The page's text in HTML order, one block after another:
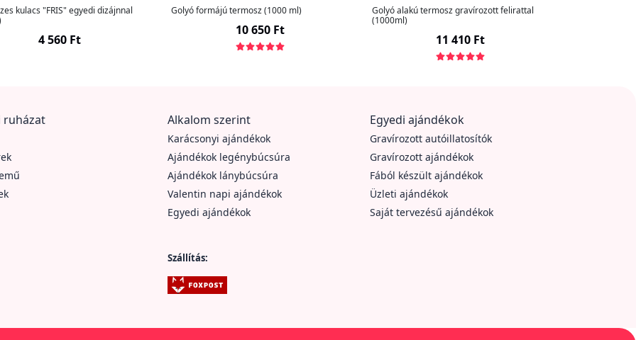
kulacs "FRIS" egyedi dizájnnal
4 560 Ft
Golyó formájú termosz (1000 ml)
10 650 Ft
Golyó alakú termosz gravírozott felirattal
(1000ml)
11 410 Ft
ruházat Alkalom szerint
Karácsonyi ajándékok
Ajándékok legénybúcsúra
Ajándékok lánybúcsúra
Valentin napi ajándékok
Egyedi ajándékok
Egyedi ajándékok
Gravírozott autóillatosítók
Gravírozott ajándékok
Fából készült ajándékok
Üzleti ajándékok
Saját tervezésű ajándékok
Szállítás: